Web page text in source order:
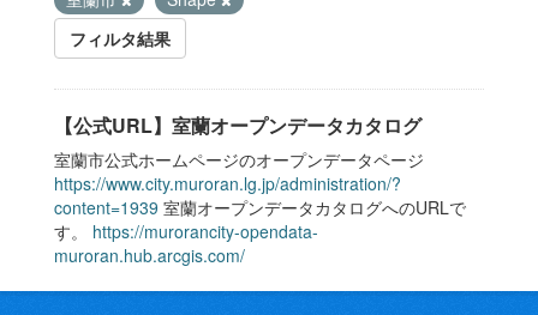
フィルタ結果
【公式URL】室蘭オープンデータカタログ
室蘭市公式ホームページのオープンデータページ
https://www.city.muroran.lg.jp/administration/?
content=1939 室蘭オープンデータカタログへのURLで
す。 https://murorancity-opendata-
muroran.hub.arcgis.com/